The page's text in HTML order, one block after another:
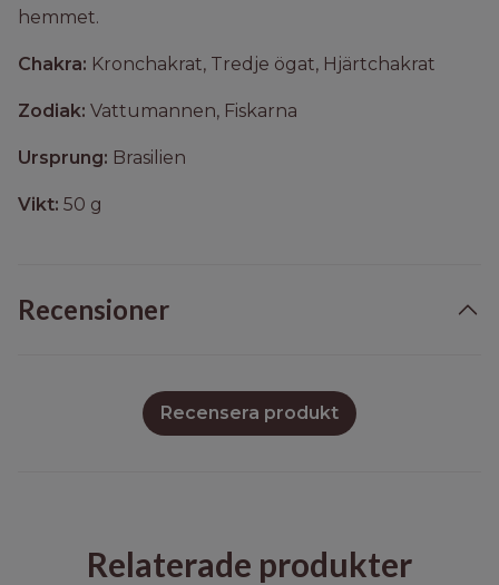
hemmet.
Chakra: Kronchakrat, Tredje ögat, Hjärtchakrat
Zodiak: Vattumannen, Fiskarna
Ursprung: Brasilien
Vikt: 50 g
Recensioner
Recensera produkt
Relaterade produkter